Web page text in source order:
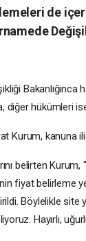
de
diğer hükümleri
Kurum, kanuna
belirten
fiyat belirleme
Böylelikle
Hayırlı,